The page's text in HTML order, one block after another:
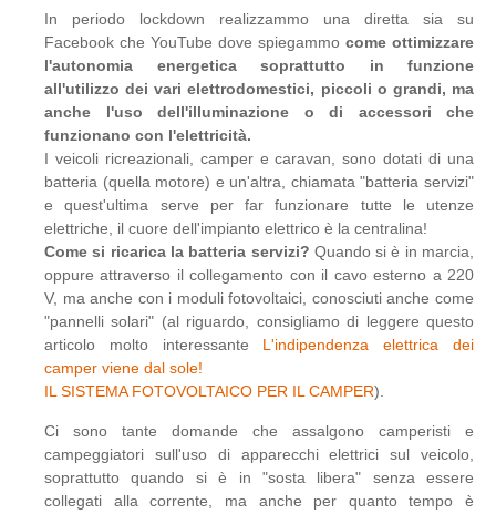
In periodo lockdown realizzammo una diretta sia su
Facebook che YouTube dove spiegammo come ottimizzare
l'autonomia energetica soprattutto in funzione
all'utilizzo dei vari elettrodomestici, piccoli o grandi, ma
anche l'uso dell'illuminazione o di accessori che
funzionano con l'elettricità.
I veicoli ricreazionali, camper e caravan, sono dotati di una
batteria (quella motore) e un'altra, chiamata "batteria servizi"
e quest'ultima serve per far funzionare tutte le utenze
elettriche, il cuore dell'impianto elettrico è la centralina!
Come si ricarica la batteria servizi? Quando si è in marcia,
oppure attraverso il collegamento con il cavo esterno a 220
V, ma anche con i moduli fotovoltaici, conosciuti anche come
"pannelli solari" (al riguardo, consigliamo di leggere questo
articolo molto interessante L'indipendenza elettrica dei
camper viene dal sole!
IL SISTEMA FOTOVOLTAICO PER IL CAMPER).
Ci sono tante domande che assalgono camperisti e
campeggiatori sull'uso di apparecchi elettrici sul veicolo,
soprattutto quando si è in "sosta libera" senza essere
collegati alla corrente, ma anche per quanto tempo è